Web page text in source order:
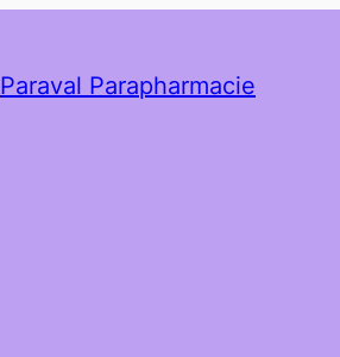
Paraval Parapharmacie